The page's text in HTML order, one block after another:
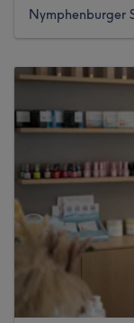
Nymphenburger